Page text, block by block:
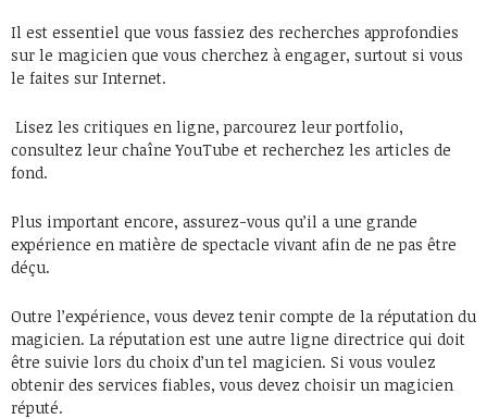
Il est essentiel que vous fassiez des recherches approfondies
sur le magicien que vous cherchez à engager, surtout si vous
le faites sur Internet.
Lisez les critiques en ligne, parcourez leur portfolio,
consultez leur chaîne YouTube et recherchez les articles de
fond.
Plus important encore, assurez-vous qu’il a une grande
expérience en matière de spectacle vivant afin de ne pas être
déçu.
Outre l’expérience, vous devez tenir compte de la réputation du
magicien. La réputation est une autre ligne directrice qui doit
être suivie lors du choix d’un tel magicien. Si vous voulez
obtenir des services fiables, vous devez choisir un magicien
réputé.